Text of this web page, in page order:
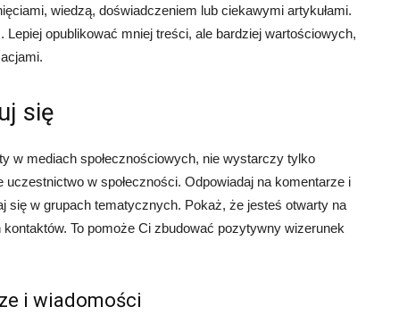
wiedzą, doświadczeniem lub ciekawymi artykułami.
opublikować mniej treści, ale bardziej wartościowych,
się
w mediach społecznościowych, nie wystarczy tylko
w społeczności. Odpowiadaj na komentarze i
się w grupach tematycznych. Pokaż, że jesteś otwarty na
To pomoże Ci zbudować pozytywny wizerunek
i wiadomości